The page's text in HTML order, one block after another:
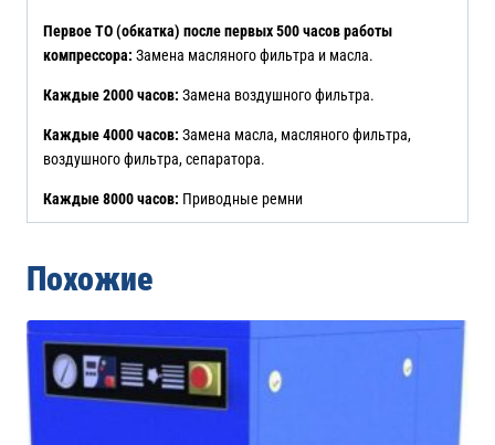
Первое ТО (обкатка) после первых 500 часов работы
компрессора: Замена масляного фильтра и масла.
Каждые 2000 часов: Замена воздушного фильтра.
Каждые 4000 часов: Замена масла, масляного фильтра,
воздушного фильтра, сепаратора.
Каждые 8000 часов: Приводные ремни
Похожие